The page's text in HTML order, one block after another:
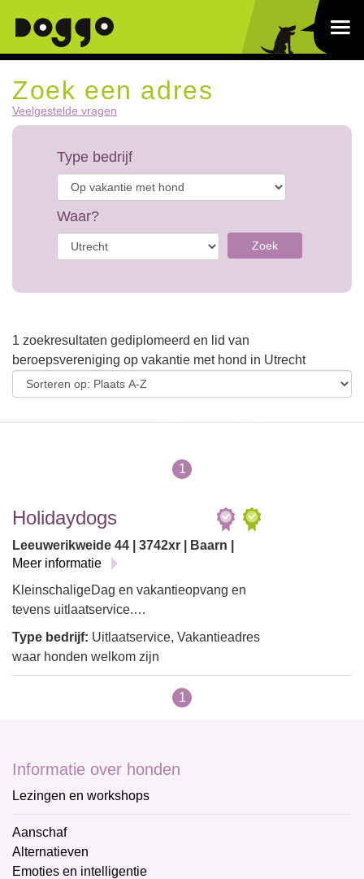
Zoek een adres
Veelgestelde vragen
Type bedrijf
Waar?
Zoek
1 zoekresultaten gediplomeerd en lid van
beroepsvereniging op vakantie met hond in Utrecht
1
Holidaydogs
Leeuwerikweide 44 | 3742xr | Baarn |
Meer informatie
KleinschaligeDag en vakantieopvang en
tevens uitlaatservice.…
Type bedrijf: Uitlaatservice, Vakantieadres
waar honden welkom zijn
1
Informatie over honden
Lezingen en workshops
Aanschaf
Alternatieven
Emoties en intelligentie